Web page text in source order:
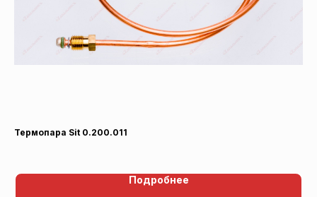
Термопара Sit 0.200.011
Подробнее